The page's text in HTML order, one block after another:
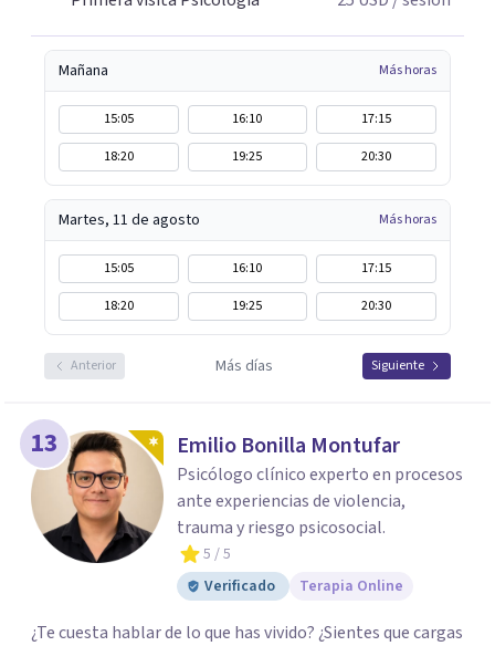
Mañana Más horas
15:05 16:10
17:15
18:20
19:25 20:30
Martes, 11 de agosto Más horas
15:05 16:10
17:15
18:20
19:25 20:30
Anterior Más días Siguiente
13 Emilio Bonilla Montufar
Psicólogo clínico experto en procesos
ante experiencias de violencia,
trauma y riesgo psicosocial.
5 / 5
Verificado
Terapia Online
¿Te cuesta hablar de lo que has vivido? ¿Sientes que cargas